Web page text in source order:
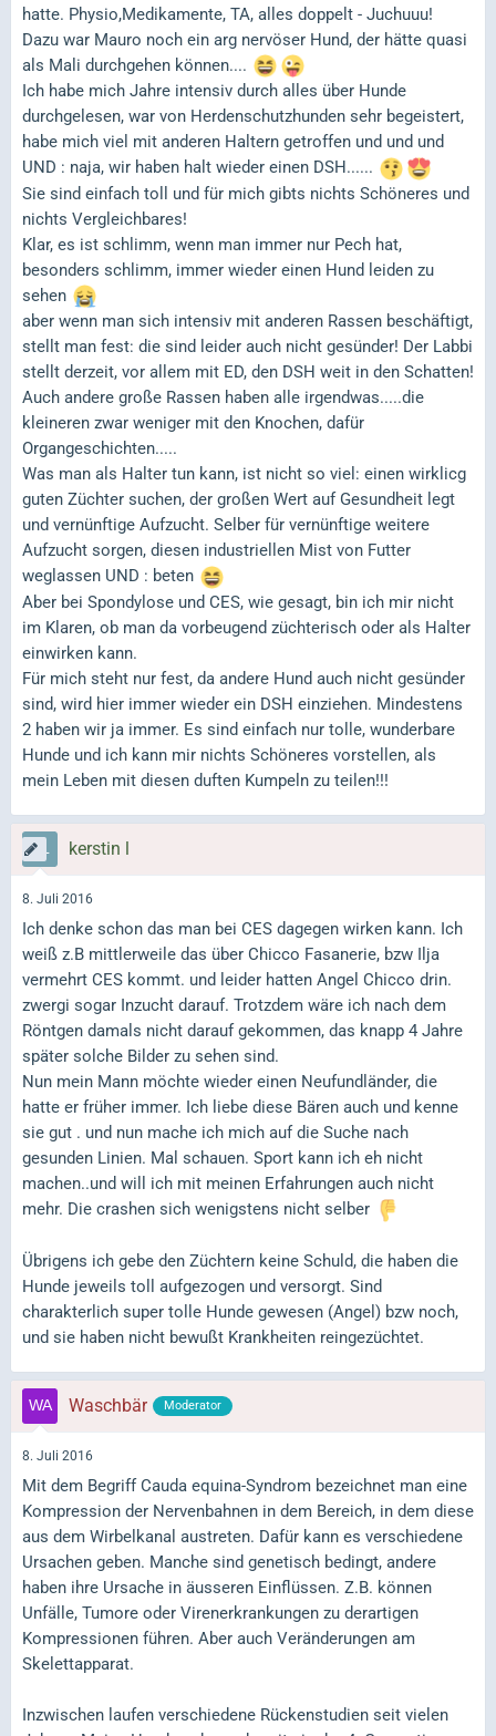
hatte. Physio,Medikamente, TA, alles doppelt - Juchuuu!
Dazu war Mauro noch ein arg nervöser Hund, der hätte quasi
als Mali durchgehen können....
Ich habe mich Jahre intensiv durch alles über Hunde
durchgelesen, war von Herdenschutzhunden sehr begeistert,
habe mich viel mit anderen Haltern getroffen und und und
UND : naja, wir haben halt wieder einen DSH......
Sie sind einfach toll und für mich gibts nichts Schöneres und
nichts Vergleichbares!
Klar, es ist schlimm, wenn man immer nur Pech hat,
besonders schlimm, immer wieder einen Hund leiden zu
sehen
aber wenn man sich intensiv mit anderen Rassen beschäftigt,
stellt man fest: die sind leider auch nicht gesünder! Der Labbi
stellt derzeit, vor allem mit ED, den DSH weit in den Schatten!
Auch andere große Rassen haben alle irgendwas.....die
kleineren zwar weniger mit den Knochen, dafür
Organgeschichten.....
Was man als Halter tun kann, ist nicht so viel: einen wirklicg
guten Züchter suchen, der großen Wert auf Gesundheit legt
und vernünftige Aufzucht. Selber für vernünftige weitere
Aufzucht sorgen, diesen industriellen Mist von Futter
weglassen UND : beten
Aber bei Spondylose und CES, wie gesagt, bin ich mir nicht
im Klaren, ob man da vorbeugend züchterisch oder als Halter
einwirken kann.
Für mich steht nur fest, da andere Hund auch nicht gesünder
sind, wird hier immer wieder ein DSH einziehen. Mindestens
2 haben wir ja immer. Es sind einfach nur tolle, wunderbare
Hunde und ich kann mir nichts Schöneres vorstellen, als
mein Leben mit diesen duften Kumpeln zu teilen!!!
kerstin l
8. Juli 2016
Ich denke schon das man bei CES dagegen wirken kann. Ich
weiß z.B mittlerweile das über Chicco Fasanerie, bzw Ilja
vermehrt CES kommt. und leider hatten Angel Chicco drin.
zwergi sogar Inzucht darauf. Trotzdem wäre ich nach dem
Röntgen damals nicht darauf gekommen, das knapp 4 Jahre
später solche Bilder zu sehen sind.
Nun mein Mann möchte wieder einen Neufundländer, die
hatte er früher immer. Ich liebe diese Bären auch und kenne
sie gut . und nun mache ich mich auf die Suche nach
gesunden Linien. Mal schauen. Sport kann ich eh nicht
machen..und will ich mit meinen Erfahrungen auch nicht
mehr. Die crashen sich wenigstens nicht selber
Übrigens ich gebe den Züchtern keine Schuld, die haben die
Hunde jeweils toll aufgezogen und versorgt. Sind
charakterlich super tolle Hunde gewesen (Angel) bzw noch,
und sie haben nicht bewußt Krankheiten reingezüchtet.
Waschbär Moderator
8. Juli 2016
Mit dem Begriff Cauda equina-Syndrom bezeichnet man eine
Kompression der Nervenbahnen in dem Bereich, in dem diese
aus dem Wirbelkanal austreten. Dafür kann es verschiedene
Ursachen geben. Manche sind genetisch bedingt, andere
haben ihre Ursache in äusseren Einflüssen. Z.B. können
Unfälle, Tumore oder Virenerkrankungen zu derartigen
Kompressionen führen. Aber auch Veränderungen am
Skelettapparat.
Inzwischen laufen verschiedene Rückenstudien seit vielen